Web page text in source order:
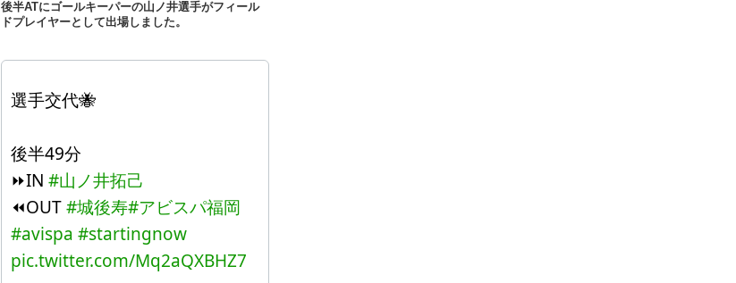
後半ATにゴールキーパーの山ノ井選手がフィール
ドプレイヤーとして出場しました。
選手交代🐝
後半49分
⏩IN #山ノ井拓己
⏪OUT#城後寿#アビスパ福岡
#avispa #startingnow
pic.twitter.com/Mq2aQXBHZ7